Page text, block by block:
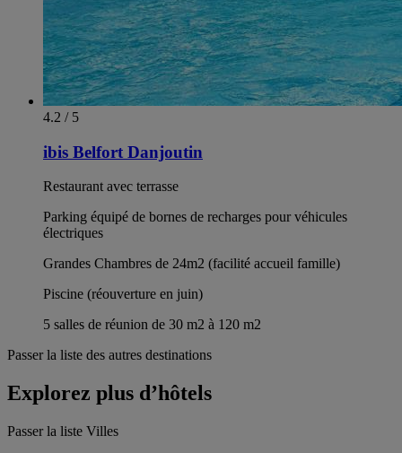
4.2 / 5
ibis Belfort Danjoutin
Restaurant avec terrasse
Parking équipé de bornes de recharges pour véhicules
électriques
Grandes Chambres de 24m2 (facilité accueil famille)
Piscine (réouverture en juin)
5 salles de réunion de 30 m2 à 120 m2
Passer la liste des autres destinations
Explorez plus d’hôtels
Passer la liste Villes